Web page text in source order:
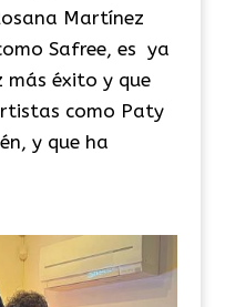
Martínez
Safree, es ya
éxito y que
como Paty
y que ha